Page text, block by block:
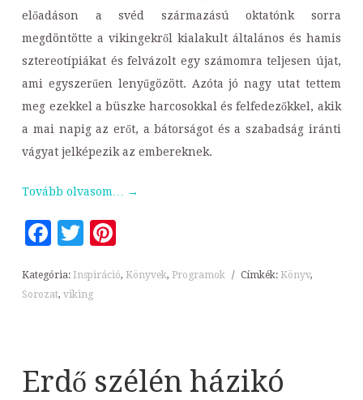
előadáson a svéd származású oktatónk sorra
megdöntötte a vikingekről kialakult általános és hamis
sztereotípiákat és felvázolt egy számomra teljesen újat,
ami egyszerűen lenyűgözött. Azóta jó nagy utat tettem
meg ezekkel a büszke harcosokkal és felfedezőkkel, akik
a mai napig az erőt, a bátorságot és a szabadság iránti
vágyat jelképezik az embereknek.
Tovább olvasom… →
Facebook
Twitter
Kategória: Inspiráció, Könyvek, Programok / Címkék: Könyv,
Sorozat,viking
Erdő szélén házikó